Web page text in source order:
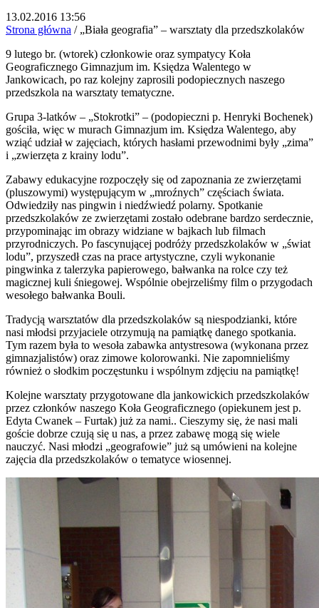
13.02.2016 13:56
Strona główna / „Biała geografia” – warsztaty dla przedszkolaków
9 lutego br. (wtorek) członkowie oraz sympatycy Koła
Geograficznego Gimnazjum im. Księdza Walentego w
Jankowicach, po raz kolejny zaprosili podopiecznych naszego
przedszkola na warsztaty tematyczne.
Grupa 3-latków – „Stokrotki” – (podopieczni p. Henryki Bochenek)
gościła, więc w murach Gimnazjum im. Księdza Walentego, aby
wziąć udział w zajęciach, których hasłami przewodnimi były „zima”
i „zwierzęta z krainy lodu”.
Zabawy edukacyjne rozpoczęły się od zapoznania ze zwierzętami
(pluszowymi) występującym w „mroźnych” częściach świata.
Odwiedziły nas pingwin i niedźwiedź polarny. Spotkanie
przedszkolaków ze zwierzętami zostało odebrane bardzo serdecznie,
przypominając im obrazy widziane w bajkach lub filmach
przyrodniczych. Po fascynującej podróży przedszkolaków w „świat
lodu”, przyszedł czas na prace artystyczne, czyli wykonanie
pingwinka z talerzyka papierowego, bałwanka na rolce czy też
magicznej kuli śniegowej. Wspólnie obejrzeliśmy film o przygodach
wesołego bałwanka Bouli.
Tradycją warsztatów dla przedszkolaków są niespodzianki, które
nasi młodsi przyjaciele otrzymują na pamiątkę danego spotkania.
Tym razem była to wesoła zabawka antystresowa (wykonana przez
gimnazjalistów) oraz zimowe kolorowanki. Nie zapomnieliśmy
również o słodkim poczęstunku i wspólnym zdjęciu na pamiątkę!
Kolejne warsztaty przygotowane dla jankowickich przedszkolaków
przez członków naszego Koła Geograficznego (opiekunem jest p.
Edyta Cwanek – Furtak) już za nami.. Cieszymy się, że nasi mali
goście dobrze czują się u nas, a przez zabawę mogą się wiele
nauczyć. Nasi młodzi „geografowie” już są umówieni na kolejne
zajęcia dla przedszkolaków o tematyce wiosennej.